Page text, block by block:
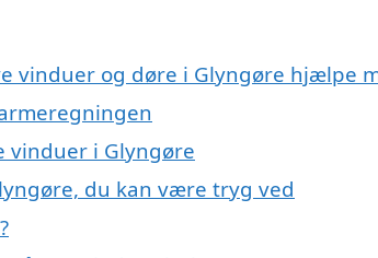
vinduer og døre i Glyngøre hjælpe
vinduer i Glyngøre
du kan være tryg ved